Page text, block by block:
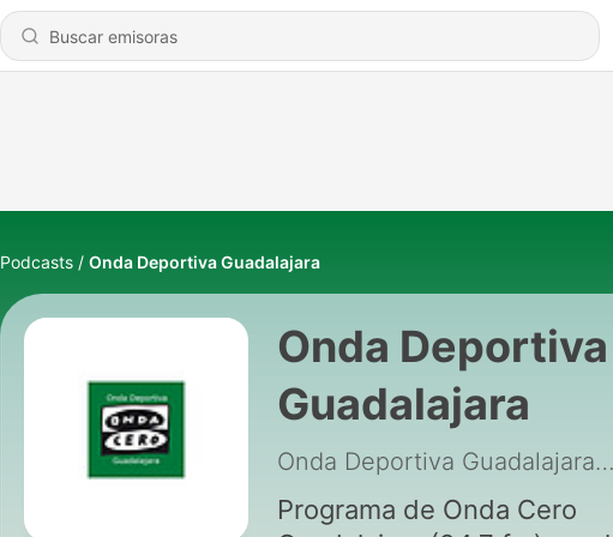
Podcasts Onda Deportiva Guadalajara
Onda Deportiva
Guadalajara
Onda Deportiva Guadalajara|
Programa de Onda Cero